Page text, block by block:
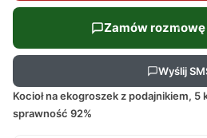
Zamów
Wyślij
Kocioł na ekogroszek z podajnikiem, 5
sprawność 92%